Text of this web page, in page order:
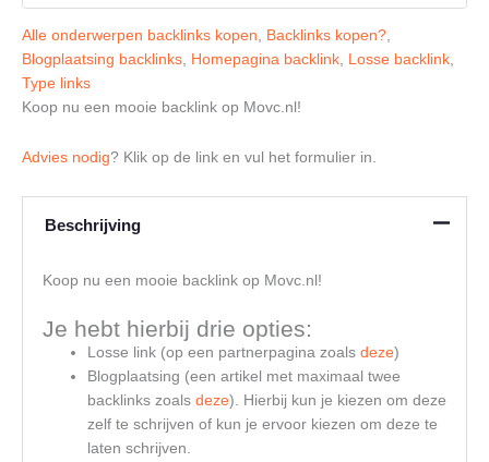
Alle onderwerpen backlinks kopen Backlinks kopen?
Blogplaatsing backlinks
Homepagina backlink Losse backlink
Type links
Koop nu een mooie backlink op Movc.nl!
Advies nodig? Klik op de link en vul het formulier in.
Beschrijving
Koop nu een mooie backlink op Movc.nl!
Je hebt hierbij drie opties:
Losse link (op een partnerpagina zoals deze)
Blogplaatsing (een artikel met maximaal twee
backlinks zoals deze). Hierbij kun je kiezen om deze
zelf te schrijven of kun je ervoor kiezen om deze te
laten schrijven.